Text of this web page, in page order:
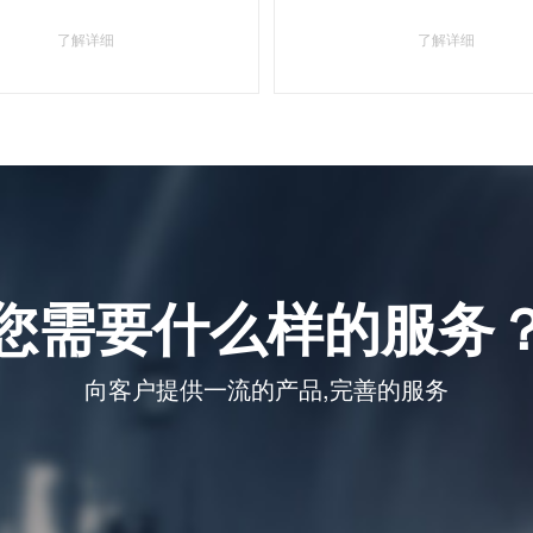
了解详细 了解详细
需要什么样的服务
向客户提供一流的产品,完善的服务